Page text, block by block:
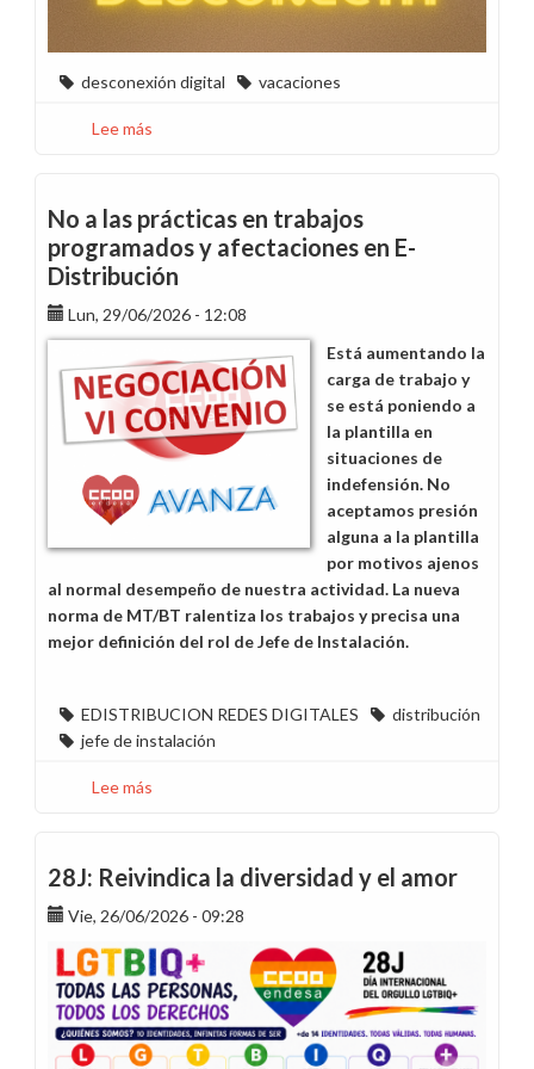
desconexión digital vacaciones
Lee más
necesitan
vacaciones
No a las prácticas en trabajos
programados y afectaciones en E-
Distribución
Lun, 29/06/2026 - 12:08
Está aumentando la
carga de trabajo y
se está poniendo a
la plantilla en
situaciones de
indefensión. No
aceptamos presión
alguna a la plantilla
por motivos ajenos
al normal desempeño de nuestra actividad. La nueva
norma de MT/BT ralentiza los trabajos y precisa una
mejor definición del rol de Jefe de Instalación.
EDISTRIBUCION REDES DIGITALES
distribución
jefe de instalación
Lee más
prácticas
en
trabajos
programados
y
afectaciones
28J: Reivindica la diversidad y el amor
Vie, 26/06/2026 - 09:28